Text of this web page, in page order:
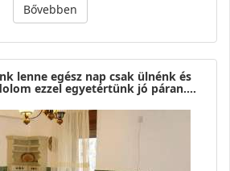
Bővebben
lenne egész nap csak ülnénk és
ezzel egyetértünk jó páran.…